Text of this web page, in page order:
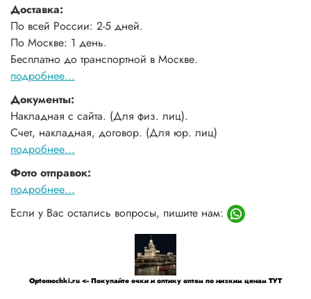
Доставка:
По всей России: 2-5 дней.
По Москве: 1 день.
Бесплатно до транспортной в Москве.
подробнее...
Документы:
Накладная с сайта. (Для физ. лиц).
Счет, накладная, договор. (Для юр. лиц)
подробнее...
Фото отправок:
подробнее...
Если у Вас остались вопросы, пишите нам:
Optomochki.ru <-- Покупайте очки и оптику оптом по низким ценам ТУТ